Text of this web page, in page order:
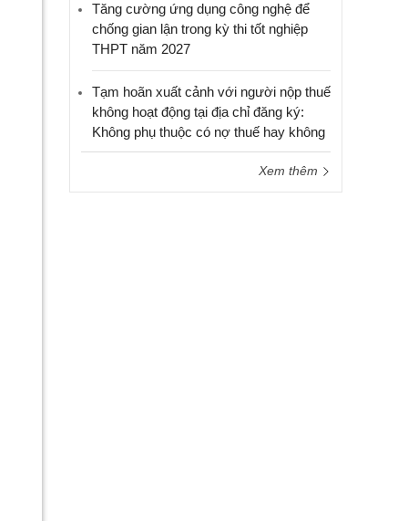
Tăng cường ứng dụng công nghệ để
chống gian lận trong kỳ thi tốt nghiệp
THPT năm 2027
Tạm hoãn xuất cảnh với người nộp thuế
không hoạt động tại địa chỉ đăng ký:
Không phụ thuộc có nợ thuế hay không
Xem thêm